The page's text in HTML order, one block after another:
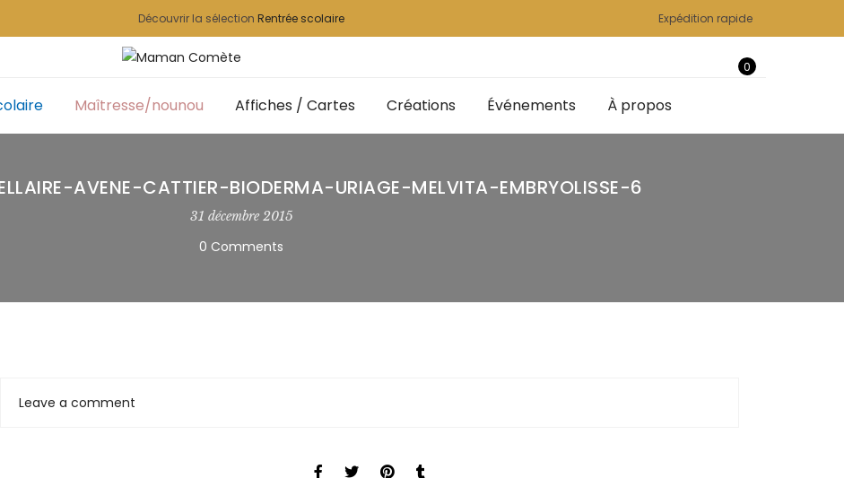
Découvrir la sélection Rentrée scolaire Expédition rapide
0
Maîtresse/nounou Affiches / Cartes Créations Événements À propos
AVENE-CATTIER-BIODERMA-URIAGE-MELVITA-EMBRYOLISSE-6
31 décembre 2015
0 Comments
Leave a comment